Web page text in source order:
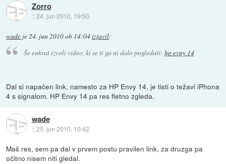
Zorro
::24. jun 2010, 19:50
wade je24. jun 2010 ob 14:04izjavil:
Še enkrat izvoli video, ki se ti ga ni dalo pogledati: hp evny 14
Dal si napačen link, namesto za HP Envy 14, je tisti o težavi iPhona
4 s signalom. HP Envy 14 pa res fletno zgleda.
wade
::25. jun 2010, 10:42
Maš res, sem pa dal v prvem postu pravilen link, za druzga pa
očitno nisem niti gledal.